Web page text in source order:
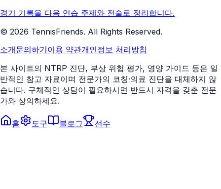
경기 기록을 다음 연습 주제와 전술로 정리합니다.
© 2026 TennisFriends. All Rights Reserved.
소개문의하기이용 약관개인정보 처리방침
본 사이트의 NTRP 진단, 부상 위험 평가, 영양 가이드 등은 일
반적인 참고 자료이며 전문가의 코칭·의료 진단을 대체하지 않
습니다. 구체적인 상담이 필요하시면 반드시 자격을 갖춘 전문
가와 상의하세요.
홈 도구 블로그 선수